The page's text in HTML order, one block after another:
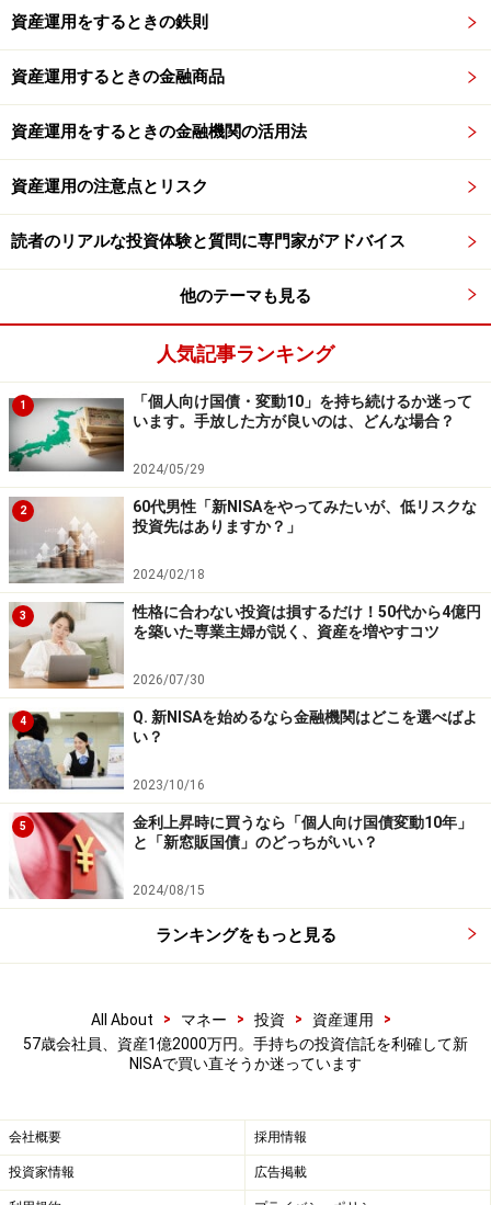
【編集部からのお知らせ】
中です！
※抽選で20名にAmazonギフト券1000円分プレゼント
※謝礼付きの限定アンケートやモニター企画に参加が可能に
なります
資産運用をするときの鉄則
資産運用するときの金融商品
資産運用をするときの金融機関の活用法
資産運用の注意点とリスク
読者のリアルな投資体験と質問に専門家がアドバイス
他のテーマも見る
人気記事ランキング
1
「個人向け国債・変動10」を持ち続けるか迷って
います。手放した方が良いのは、どんな場合？
2024/05/29
2
60代男性「新NISAをやってみたいが、低リスクな
投資先はありますか？」
2024/02/18
3
性格に合わない投資は損するだけ！50代から4億円
を築いた専業主婦が説く、資産を増やすコツ
2026/07/30
4
Q. 新NISAを始めるなら金融機関はどこを選べばよ
い？
2023/10/16
5
金利上昇時に買うなら「個人向け国債変動10年」
と「新窓販国債」のどっちがいい？
2024/08/15
ランキングをもっと見る
All About > マネー > 投資 > 資産運用
>
57歳会社員、資産1億2000万円。手持ちの投資信託を利確して新
NISAで買い直そうか迷っています
会社概要 採用情報
投資家情報 広告掲載